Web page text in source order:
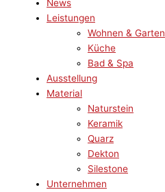
News
Leistungen
Wohnen & Garten
Küche
Bad & Spa
Ausstellung
Material
Naturstein
Keramik
Quarz
Dekton
Silestone
Unternehmen